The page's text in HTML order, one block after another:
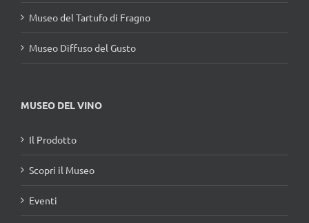
Museo del Tartufo di Fragno
Museo Diffuso del Gusto
MUSEO DEL VINO
Il Prodotto
Scopri il Museo
Eventi